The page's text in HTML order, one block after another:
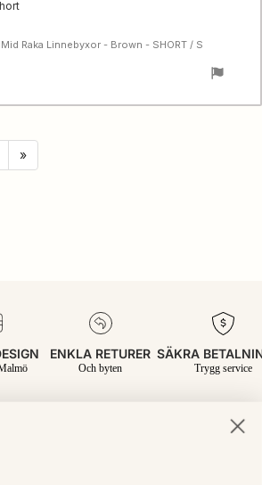
Raka Linnebyxor - Brown - SHORT / S
»
ENKLA RETURER
Och byten
SÄKRA
Trygg service